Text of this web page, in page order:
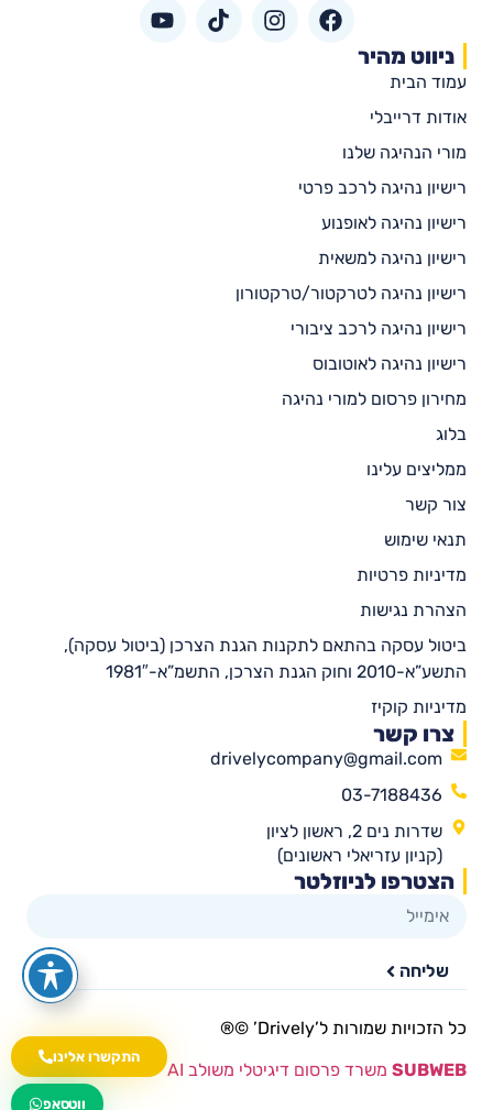
התקשרו אלינו
wa.me/535216644
ווטסאפ
ניווט מהיר
עמוד הבית
אודות דרייבלי
מורי הנהיגה שלנו
רישיון נהיגה לרכב פרטי
רישיון נהיגה לאופנוע
רישיון נהיגה למשאית
רישיון נהיגה לטרקטור/טרקטורון
רישיון נהיגה לרכב ציבורי
רישיון נהיגה לאוטובוס
מחירון פרסום למורי נהיגה
בלוג
ממליצים עלינו
צור קשר
תנאי שימוש
מדיניות פרטיות
הצהרת נגישות
ביטול עסקה בהתאם לתקנות הגנת הצרכן (ביטול עסקה),
התשע”א-2010 וחוק הגנת הצרכן, התשמ”א-1981″
מדיניות קוקיז
צרו קשר
drivelycompany@gmail.com
03-7188436
שדרות נים 2, ראשון לציון
(קניון עזריאלי ראשונים)
הצטרפו לניוזלטר
שליחה
כל הזכויות שמורות ל’Drively’ ©®​
SUBWEB משרד פרסום דיגיטלי משולב AI